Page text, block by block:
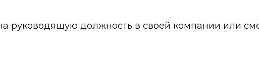
руководящую должность в своей компании или